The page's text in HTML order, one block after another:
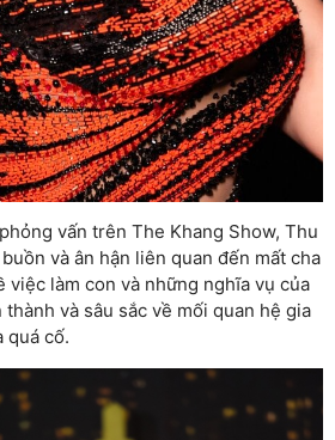
vấn trên The Khang Show, Thu
và ân hận liên quan đến mất cha
việc làm con và những nghĩa vụ của
và sâu sắc về mối quan hệ gia
quá cố.